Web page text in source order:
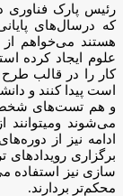
رئیس پارک فناوری
که درسال‌های
هستند می‌خواهم
علوم ایجاد کرده
کار را در قالب طرح
است پیدا کنند و
و هم تست‌های
می‌شوند ومیتوانند
ادامه نیز از
برگزاری
سازی نیز استفاده
محکم‌تر بردارند.